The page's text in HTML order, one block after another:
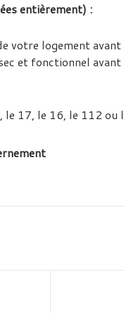
entièrement) :
votre logement avant
et fonctionnel
le 17, le 16, le 112